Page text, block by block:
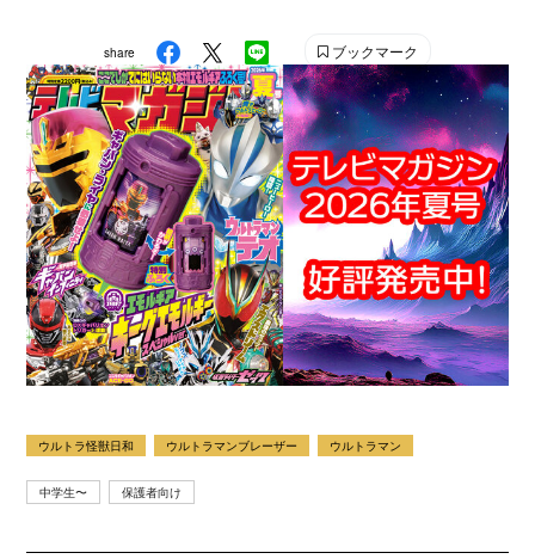
share ブックマーク
ウルトラ怪獣日和 ウルトラマンブレーザー ウルトラマン
中学生〜 保護者向け